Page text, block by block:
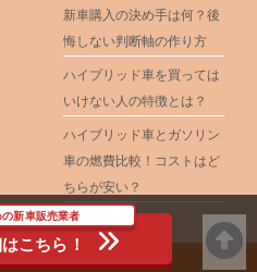
新車購入の決め手は何？後
悔しない判断軸の作り方
ハイブリッド車を買っては
いけない人の特徴とは？
ハイブリッド車とガソリン
車の燃費比較！コストはど
ちらが安い？
All Rights Reserved.
の新車販売業者
こちら！